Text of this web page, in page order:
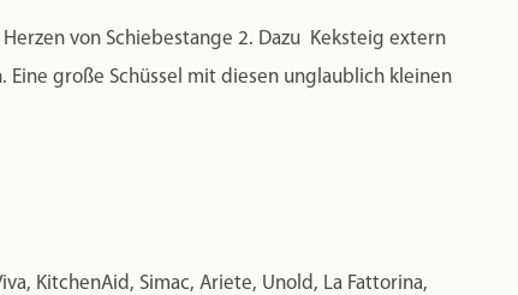
von Schiebestange 2. Dazu Keksteig extern
große Schüssel mit diesen unglaublich kleinen
KitchenAid, Simac, Ariete, Unold, La Fattorina,